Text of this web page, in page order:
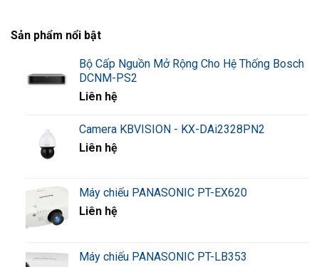
Sản phẩm nổi bật
Bộ Cấp Nguồn Mở Rộng Cho Hệ Thống Bosch
DCNM-PS2
Liên hệ
Camera KBVISION - KX-DAi2328PN2
Liên hệ
Máy chiếu PANASONIC PT-EX620
Liên hệ
Máy chiếu PANASONIC PT-LB353